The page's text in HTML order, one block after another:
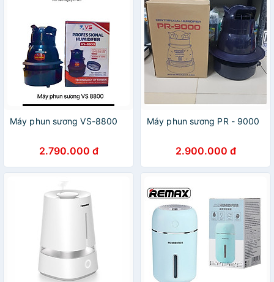
Máy phun sương VS-8800
2.790.000 đ
Máy phun sương PR - 9000
2.900.000 đ